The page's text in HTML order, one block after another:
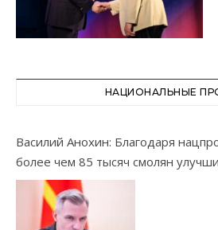
НАЦИОНАЛЬНЫЕ
Василий Анохин: Благодаря
более чем 85 тысяч смолян